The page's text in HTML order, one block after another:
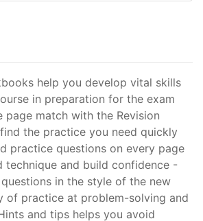
help you develop vital skills
in preparation for the exam
match with the Revision
the practice you need quickly
practice questions on every page
technique and build confidence -
in the style of the new
of practice at problem-solving and
and tips helps you avoid